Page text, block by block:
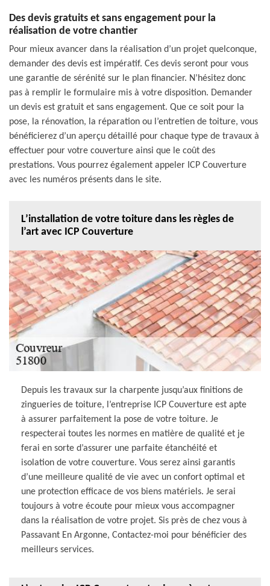
Des devis gratuits et sans engagement pour la
réalisation de votre chantier
Pour mieux avancer dans la réalisation d’un projet quelconque,
demander des devis est impératif. Ces devis seront pour vous
une garantie de sérénité sur le plan financier. N’hésitez donc
pas à remplir le formulaire mis à votre disposition. Demander
un devis est gratuit et sans engagement. Que ce soit pour la
pose, la rénovation, la réparation ou l’entretien de toiture, vous
bénéficierez d’un aperçu détaillé pour chaque type de travaux à
effectuer pour votre couverture ainsi que le coût des
prestations. Vous pourrez également appeler ICP Couverture
avec les numéros présents dans le site.
L’installation de votre toiture dans les règles de
l’art avec ICP Couverture
Depuis les travaux sur la charpente jusqu’aux finitions de
zingueries de toiture, l’entreprise ICP Couverture est apte
à assurer parfaitement la pose de votre toiture. Je
respecterai toutes les normes en matière de qualité et je
ferai en sorte d’assurer une parfaite étanchéité et
isolation de votre couverture. Vous serez ainsi garantis
d’une meilleure qualité de vie avec un confort optimal et
une protection efficace de vos biens matériels. Je serai
toujours à votre écoute pour mieux vous accompagner
dans la réalisation de votre projet. Sis près de chez vous à
Passavant En Argonne, Contactez-moi pour bénéficier des
meilleurs services.